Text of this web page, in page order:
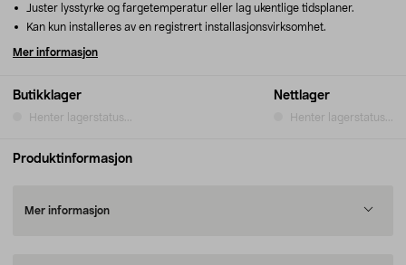
Butikklager
Henter lagerstatus...
Nettlager
Henter lagerstatus...
Juster lysstyrke og fargetemperatur eller lag ukentlige tidsplaner.
Kan kun installeres av en registrert installasjonsvirksomhet.
Mer informasjon
Produktinformasjon
Mer informasjon